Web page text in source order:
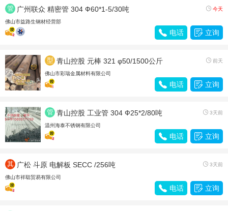
管
材
广州联众 精密管 304 Ф60*1-5/30吨  今天
佛山市益路生钢材经营部
 电话  立询
型
材
青山控股 元棒 321 φ50/1500公斤  前天
佛山市彩瑞金属材料有限公司
 电话  立询
管
材
青山控股 工业管 304 Ф25*2/80吨  3天前
温州海泰不锈钢有限公司
 电话  立询
其
他
广松 斗原 电解板 SECC /256吨  3天前
佛山市祥聪贸易有限公司
 电话  立询